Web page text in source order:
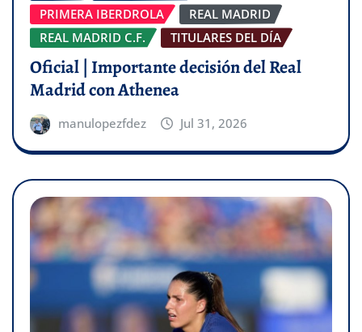
PRIMERA IBERDROLA
REAL MADRID
REAL MADRID C.F.
TITULARES DEL DÍA
Oficial | Importante decisión del Real
Madrid con Athenea
manulopezfdez Jul 31, 2026